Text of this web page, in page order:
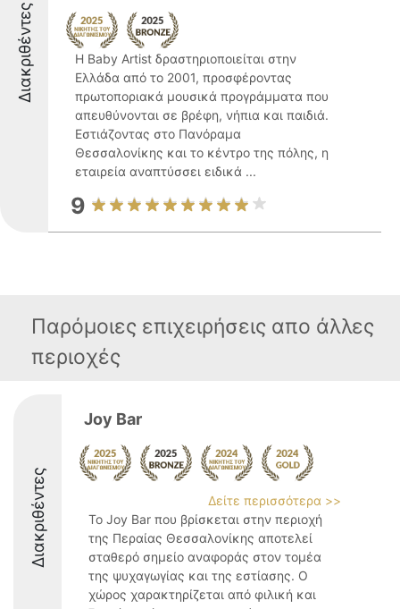
Διακριθέντες
Η Baby Artist δραστηριοποιείται στην
Ελλάδα από το 2001, προσφέροντας
πρωτοποριακά μουσικά προγράμματα που
απευθύνονται σε βρέφη, νήπια και παιδιά.
Εστιάζοντας στο Πανόραμα
Θεσσαλονίκης και το κέντρο της πόλης, η
εταιρεία αναπτύσσει ειδικά ...
9
Παρόμοιες επιχειρήσεις απο άλλες
περιοχές
Διακριθέντες
Joy Bar
Δείτε περισσότερα >>
Το Joy Bar που βρίσκεται στην περιοχή
της Περαίας Θεσσαλονίκης αποτελεί
σταθερό σημείο αναφοράς στον τομέα
της ψυχαγωγίας και της εστίασης. Ο
χώρος χαρακτηρίζεται από φιλική και